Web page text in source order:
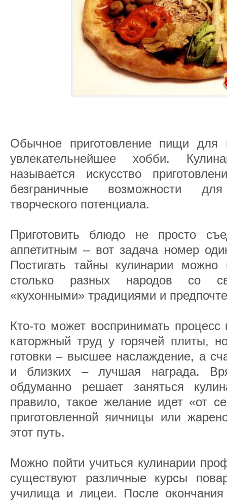
Обычное приготовление пищи для
увлекательнейшее хобби.
называется искусство
безграничные возможности
творческого потенциала.
Приготовить блюдо не просто
аппетитным – вот задача номер
Постигать тайны кулинарии
столько разных народов со
«кухонными» традициями и
Кто-то может воспринимать процесс
каторжный труд у горячей плиты,
готовки – высшее наслаждение, а
и близких – лучшая награда.
обдуманно решает заняться
правило, такое желание идет «от
приготовленной яичницы или
этот путь.
Можно пойти учиться кулинарии
существуют различные курсы
училища и лицеи. После